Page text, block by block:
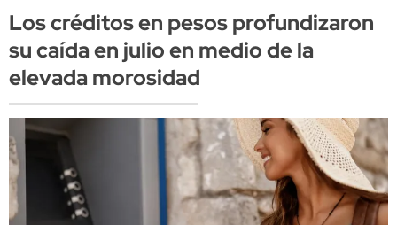
Los créditos en pesos profundizaron
su caída en julio en medio de la
elevada morosidad